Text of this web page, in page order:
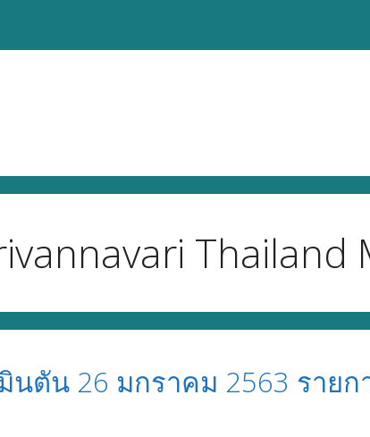
ตัน 26 มกราคม 2563 รายก